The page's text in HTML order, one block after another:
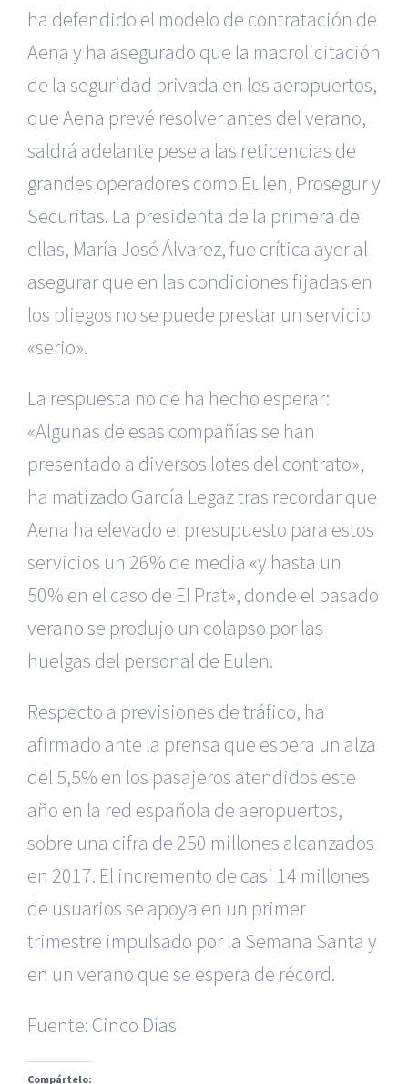
ha defendido el modelo de contratación de
Aena y ha asegurado que la macrolicitación
de la seguridad privada en los aeropuertos,
que Aena prevé resolver antes del verano,
saldrá adelante pese a las reticencias de
grandes operadores como Eulen, Prosegur y
Securitas. La presidenta de la primera de
ellas, María José Álvarez, fue crítica ayer al
asegurar que en las condiciones fijadas en
los pliegos no se puede prestar un servicio
«serio».
La respuesta no de ha hecho esperar:
«Algunas de esas compañías se han
presentado a diversos lotes del contrato»,
ha matizado García Legaz tras recordar que
Aena ha elevado el presupuesto para estos
servicios un 26% de media «y hasta un
50% en el caso de El Prat», donde el pasado
verano se produjo un colapso por las
huelgas del personal de Eulen.
Respecto a previsiones de tráfico, ha
afirmado ante la prensa que espera un alza
del 5,5% en los pasajeros atendidos este
año en la red española de aeropuertos,
sobre una cifra de 250 millones alcanzados
en 2017. El incremento de casi 14 millones
de usuarios se apoya en un primer
trimestre impulsado por la Semana Santa y
en un verano que se espera de récord.
Fuente: Cinco Días
Compártelo:
|Reclamación de Accidentes en Alicante|Reclamación
de Accidentes en Madrid|BGD Abogados Madrid|GM
|Formación para Abogados